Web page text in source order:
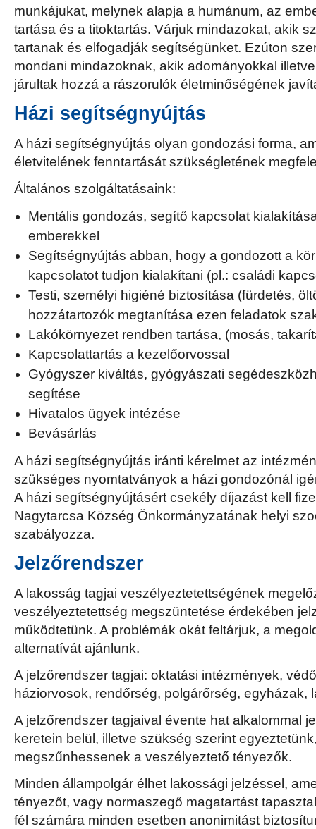
munkájukat, melynek alapja a humánum, az
tartása és a titoktartás. Várjuk mindazokat, akik
tartanak és elfogadják segítségünket. Ezúton
mondani mindazoknak, akik adományokkal
járultak hozzá a rászorulók életminőségének
Házi segítségnyújtás
A házi segítségnyújtás olyan gondozási forma,
életvitelének fenntartását szükségletének
Általános szolgáltatásaink:
Mentális gondozás, segítő kapcsolat
emberekkel
Segítségnyújtás abban, hogy a gondozott a
kapcsolatot tudjon kialakítani (pl.: családi
Testi, személyi higiéné biztosítása (fürdetés,
hozzátartozók megtanítása ezen feladatok
Lakókörnyezet rendben tartása, (mosás,
Kapcsolattartás a kezelőorvossal
Gyógyszer kiváltás, gyógyászati
segítése
Hivatalos ügyek intézése
Bevásárlás
A házi segítségnyújtás iránti kérelmet az
szükséges nyomtatványok a házi gondozónál
A házi segítségnyújtásért csekély díjazást kell
Nagytarcsa Község Önkormányzatának helyi
szabályozza.
Jelzőrendszer
A lakosság tagjai veszélyeztetettségének
veszélyeztetettség megszüntetése érdekében
működtetünk. A problémák okát feltárjuk, a
alternatívát ajánlunk.
A jelzőrendszer tagjai: oktatási intézmények,
háziorvosok, rendőrség, polgárőrség, egyházak,
A jelzőrendszer tagjaival évente hat alkalommal
keretein belül, illetve szükség szerint
megszűnhessenek a veszélyeztető tényezők.
Minden állampolgár élhet lakossági jelzéssel,
tényezőt, vagy normaszegő magatartást
fél számára minden esetben anonimitást